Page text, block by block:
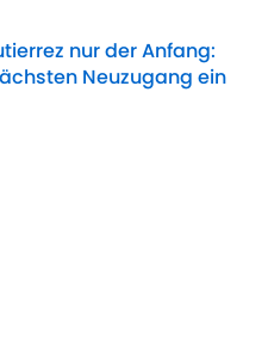
nur der Anfang:
Neuzugang ein
Date